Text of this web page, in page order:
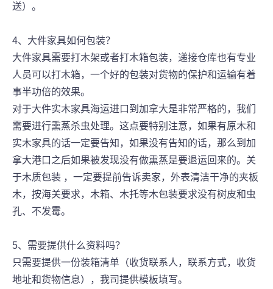
送）。
4、大件家具如何包装？
大件家具需要打木架或者打木箱包装，递接仓库也有专业
人员可以打木箱，一个好的包装对货物的保护和运输有着
事半功倍的效果。
对于大件实木家具海运进口到加拿大是非常严格的，我们
需要进行熏蒸杀虫处理。这点要特别注意，如果有原木和
实木家具的话一定要告知，如果没有告知的话，那么到加
拿大港口之后如果被发现没有做熏蒸是要退运回来的。关
于木质包装 ，一定要提前告诉卖家，外表清洁干净的夹板
木，按海关要求，木箱、木托等木包装要求没有树皮和虫
孔、不发霉。
5、需要提供什么资料吗？
只需要提供一份装箱清单（收货联系人，联系方式，收货
地址和货物信息），我司提供模板填写。